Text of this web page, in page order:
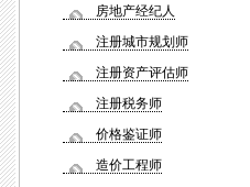
房地产经纪人
注册城市规划师
注册资产评估师
注册税务师
价格鉴证师
造价工程师